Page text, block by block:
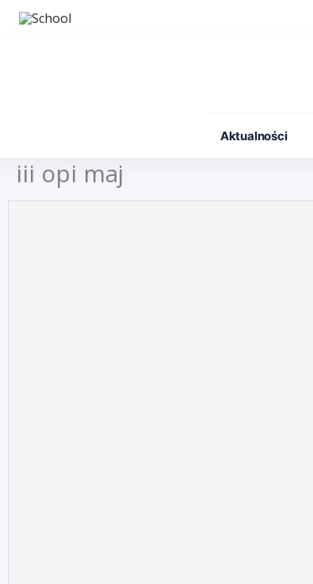
Przejdź
Aktualności
iii opi maj